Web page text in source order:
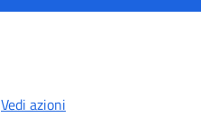
Vedi azioni